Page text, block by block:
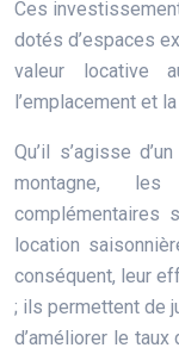
Ces
dotés d’espaces
valeur locative
l’emplacement et
Qu’il s’agisse
montagne, les
complémentaires
location
conséquent, leur
; ils permettent de
d’améliorer le taux